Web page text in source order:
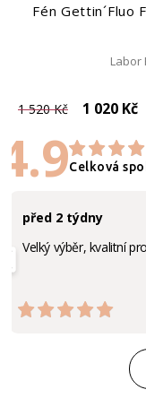
Fén
Labor
1 520 Kč 1 020 Kč
4.9Celková
před 2 týdny
Velký výběr, kvalitní